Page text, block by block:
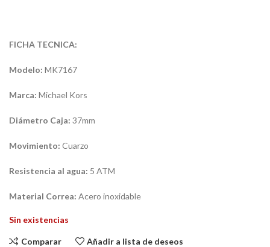
FICHA TECNICA:
Modelo: MK7167
Marca: Michael Kors
Diámetro Caja: 37mm
Movimiento: Cuarzo
Resistencia al agua: 5 ATM
Material Correa: Acero inoxidable
Sin existencias
Comparar Añadir a lista de deseos